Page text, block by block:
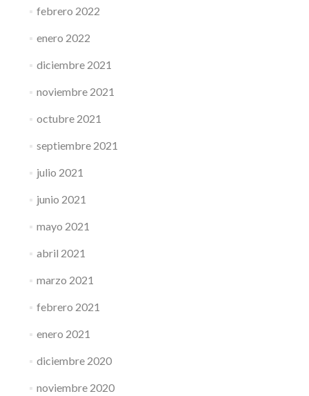
febrero 2022
enero 2022
diciembre 2021
noviembre 2021
octubre 2021
septiembre 2021
julio 2021
junio 2021
mayo 2021
abril 2021
marzo 2021
febrero 2021
enero 2021
diciembre 2020
noviembre 2020